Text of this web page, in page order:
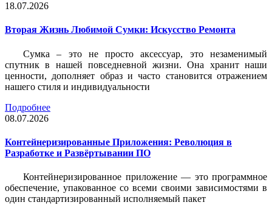
18.07.2026
Вторая Жизнь Любимой Сумки: Искусство Ремонта
Сумка – это не просто аксессуар, это незаменимый
спутник в нашей повседневной жизни. Она хранит наши
ценности, дополняет образ и часто становится отражением
нашего стиля и индивидуальности
Подробнее
08.07.2026
Контейнеризированные Приложения: Революция в
Разработке и Развёртывании ПО
Контейнеризированное приложение — это программное
обеспечение, упакованное со всеми своими зависимостями в
один стандартизированный исполняемый пакет